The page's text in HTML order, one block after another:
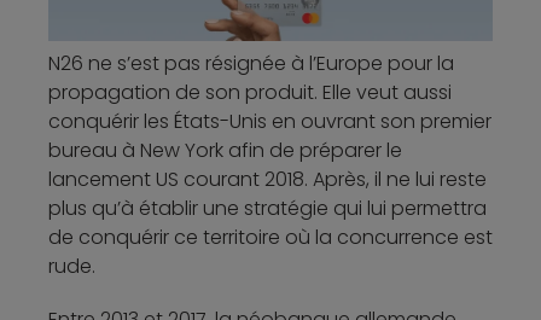
N26 ne s’est pas résignée à l’Europe pour la
propagation de son produit. Elle veut aussi
conquérir les États-Unis en ouvrant son premier
bureau à New York afin de préparer le
lancement US courant 2018. Après, il ne lui reste
plus qu’à établir une stratégie qui lui permettra
de conquérir ce territoire où la concurrence est
rude.